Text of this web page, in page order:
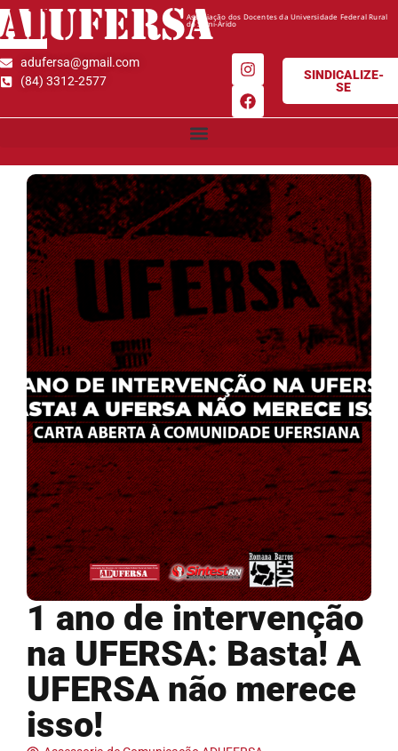
ADUFERSAAssociação dos Docentes da Universidade Federal Rural
do Semi-Árido
adufersa@gmail.com
(84) 3312-2577
SINDICALIZE-
SE
1 ano de intervenção
na UFERSA: Basta! A
UFERSA não merece
isso!